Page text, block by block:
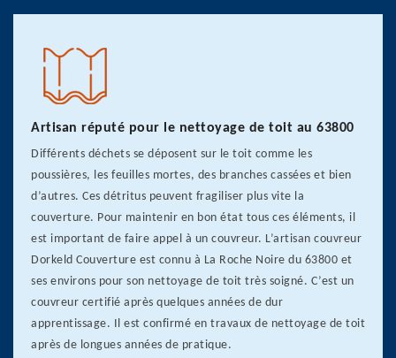
Artisan réputé pour le nettoyage de toit au 63800
Différents déchets se déposent sur le toit comme les
poussières, les feuilles mortes, des branches cassées et bien
d’autres. Ces détritus peuvent fragiliser plus vite la
couverture. Pour maintenir en bon état tous ces éléments, il
est important de faire appel à un couvreur. L’artisan couvreur
Dorkeld Couverture est connu à La Roche Noire du 63800 et
ses environs pour son nettoyage de toit très soigné. C’est un
couvreur certifié après quelques années de dur
apprentissage. Il est confirmé en travaux de nettoyage de toit
après de longues années de pratique.